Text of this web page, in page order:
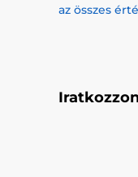
az összes